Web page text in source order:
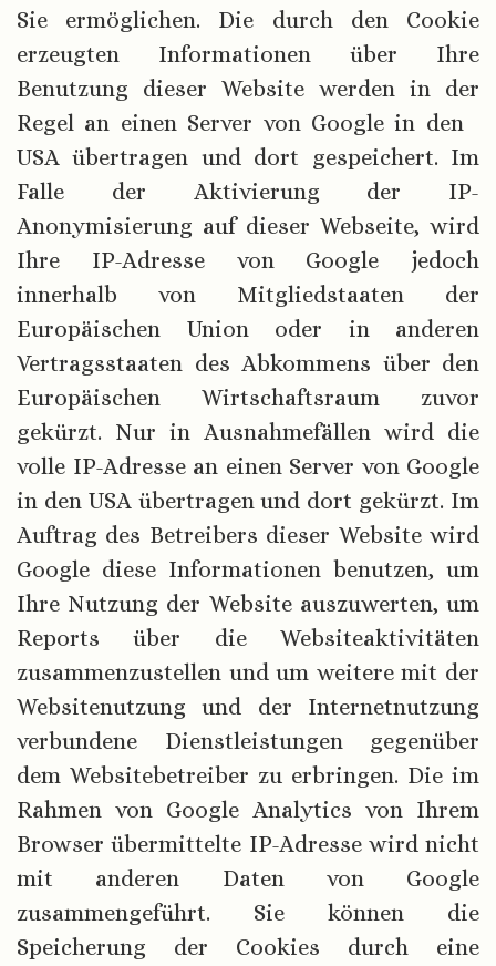
Sie ermöglichen. Die durch den Cookie
erzeugten Informationen über Ihre
Benutzung dieser Website werden in der
Regel an einen Server von Google in den
USA übertragen und dort gespeichert. Im
Falle der Aktivierung der IP-
Anonymisierung auf dieser Webseite, wird
Ihre IP-Adresse von Google jedoch
innerhalb von Mitgliedstaaten der
Europäischen Union oder in anderen
Vertragsstaaten des Abkommens über den
Europäischen Wirtschaftsraum zuvor
gekürzt. Nur in Ausnahmefällen wird die
volle IP-Adresse an einen Server von Google
in den USA übertragen und dort gekürzt. Im
Auftrag des Betreibers dieser Website wird
Google diese Informationen benutzen, um
Ihre Nutzung der Website auszuwerten, um
Reports über die Websiteaktivitäten
zusammenzustellen und um weitere mit der
Websitenutzung und der Internetnutzung
verbundene Dienstleistungen gegenüber
dem Websitebetreiber zu erbringen. Die im
Rahmen von Google Analytics von Ihrem
Browser übermittelte IP-Adresse wird nicht
mit anderen Daten von Google
zusammengeführt. Sie können die
Speicherung der Cookies durch eine